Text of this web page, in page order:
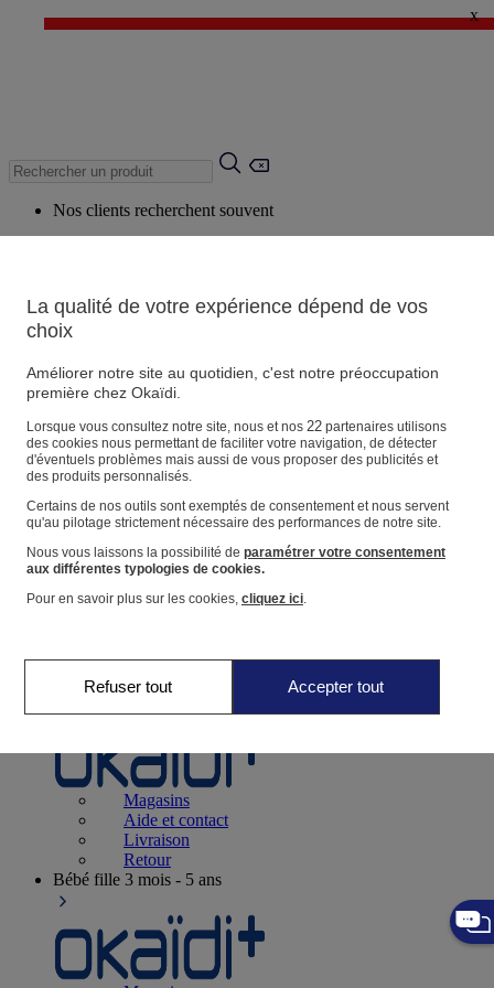
✨ LAST DAYS : Jusqu'à -60%* ✨
x
Nos clients recherchent souvent
Produits suggérés
Voir tous les produits
Magasin
Vos informations personnelles
Suivre une commande
Panier
Favoris
Naissance0-12 mois
Magasins
Aide et contact
Livraison
Retour
Bébé fille 3 mois - 5 ans
La qualité de votre expérience dépend de vos
choix
Améliorer notre site au quotidien, c'est notre préoccupation
première chez Okaïdi.
Lorsque vous consultez notre site, nous et nos 22partenaires utilisons
des cookies nous permettant de faciliter votre navigation, de détecter
d'éventuels problèmes mais aussi de vous proposer des publicités et
des produits personnalisés.
Certains de nos outils sont exemptés de consentement et nous servent
qu'au pilotage strictement nécessaire des performances de notre site.
Nous vous laissons la possibilité de paramétrer votre consentement
aux différentes typologies de cookies.
Pour en savoir plus sur les cookies, cliquez ici.
Refuser tout Accepter tout